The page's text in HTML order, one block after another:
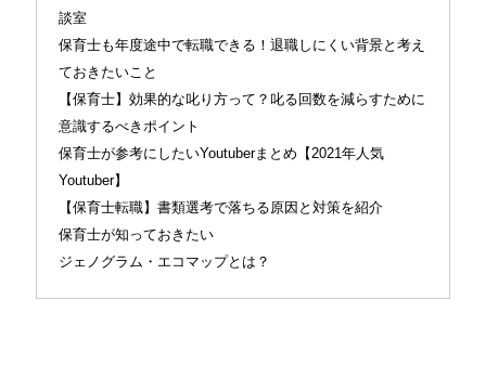
談室
保育士も年度途中で転職できる！退職しにくい背景と考え
ておきたいこと
【保育士】効果的な叱り方って？叱る回数を減らすために
意識するべきポイント
保育士が参考にしたいYoutuberまとめ【2021年人気
Youtuber】
【保育士転職】書類選考で落ちる原因と対策を紹介
保育士が知っておきたい
ジェノグラム・エコマップとは？